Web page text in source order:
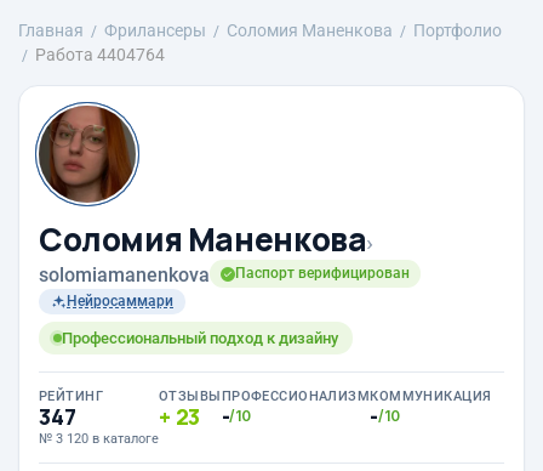
Главная Фрилансеры Соломия Маненкова
Портфолио
Работа 4404764
Соломия Маненкова›
solomiamanenkova
Паспорт верифицирован
Нейросаммари
Профессиональный подход к дизайну
РЕЙТИНГ
347
№ 3 120 в каталоге
ОТЗЫВЫ
23
ПРОФЕССИОНАЛИЗМ
-/10
КОММУНИКАЦИЯ
-/10